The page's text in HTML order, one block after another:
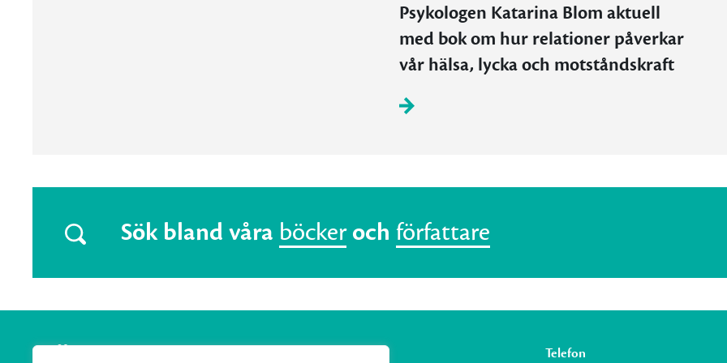
Psykologen Katarina Blom aktuell
med bok om hur relationer påverkar
vår hälsa, lycka och motståndskraft
Sök bland våra böcker och författare
Telefon